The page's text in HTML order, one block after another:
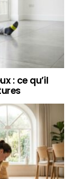
: ce qu’il